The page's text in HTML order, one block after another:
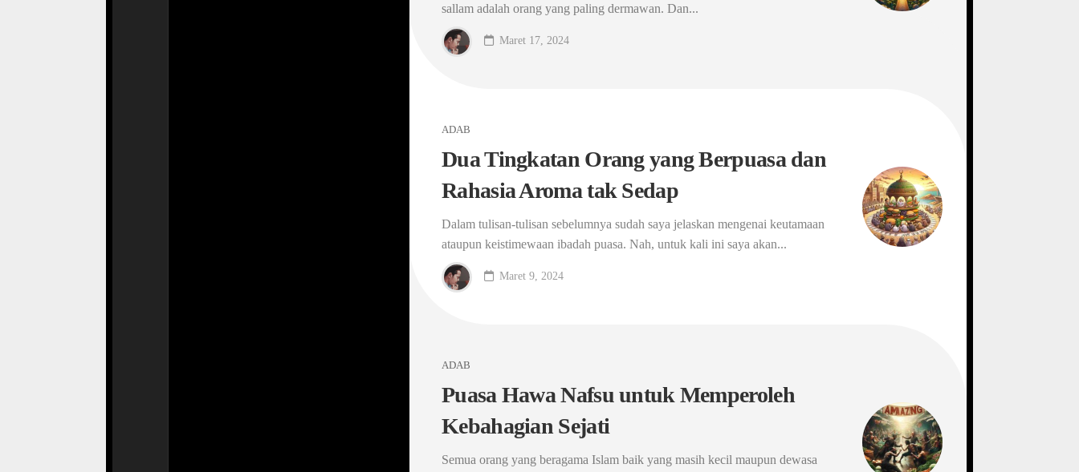
sallam adalah orang yang paling dermawan. Dan...
Maret 17, 2024
ADAB
Dua Tingkatan Orang yang Berpuasa dan
Rahasia Aroma tak Sedap
Dalam tulisan-tulisan sebelumnya sudah saya jelaskan mengenai keutamaan
ataupun keistimewaan ibadah puasa. Nah, untuk kali ini saya akan...
Maret 9, 2024
ADAB
Puasa Hawa Nafsu untuk Memperoleh
Kebahagian Sejati
Semua orang yang beragama Islam baik yang masih kecil maupun dewasa